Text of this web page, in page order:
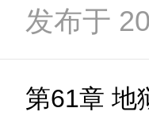
发布于
第61章 地